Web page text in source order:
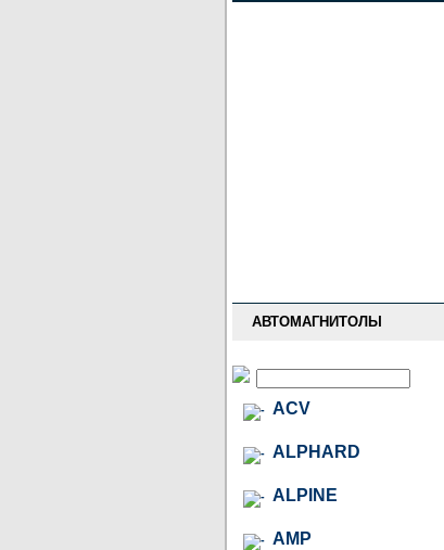
АВТОМАГНИТОЛЫ
ACV
ALPHARD
ALPINE
AMP